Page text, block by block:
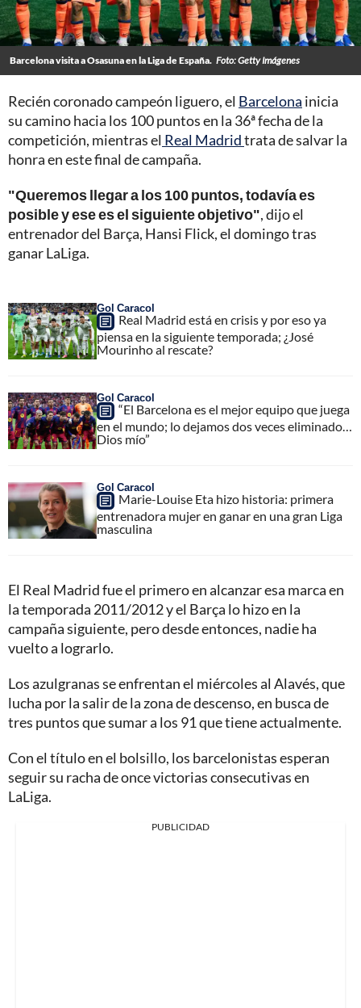
Barcelona visita a Osasuna en la Liga de España. Foto: Getty Imágenes
Recién coronado campeón liguero, el Barcelona inicia
su camino hacia los 100 puntos en la 36ª fecha de la
competición, mientras el Real Madridtrata de salvar la
honra en este final de campaña.
"Queremos llegar a los 100 puntos, todavía es
posible y ese es el siguiente objetivo", dijo el
entrenador del Barça, Hansi Flick, el domingo tras
ganar LaLiga.
Gol Caracol
Real Madrid está en crisis y por eso ya
piensa en la siguiente temporada; ¿José
Mourinho al rescate?
Gol Caracol
“El Barcelona es el mejor equipo que juega
en el mundo; lo dejamos dos veces eliminado…
Dios mío”
Gol Caracol
Marie-Louise Eta hizo historia: primera
entrenadora mujer en ganar en una gran Liga
masculina
El Real Madrid fue el primero en alcanzar esa marca en
la temporada 2011/2012 y el Barça lo hizo en la
campaña siguiente, pero desde entonces, nadie ha
vuelto a lograrlo.
Los azulgranas se enfrentan el miércoles al Alavés, que
lucha por la salir de la zona de descenso, en busca de
tres puntos que sumar a los 91 que tiene actualmente.
Con el título en el bolsillo, los barcelonistas esperan
seguir su racha de once victorias consecutivas en
LaLiga.
PUBLICIDAD